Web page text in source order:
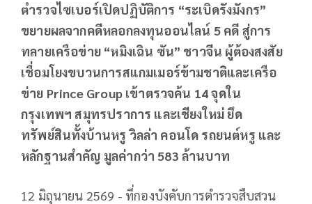
ตำรวจไซเบอร์เปิดปฏิบัติการ “ระเบิดรังมังกร”
ขยายผลจากคดีหลอกลงทุนออนไลน์ 5 คดี สู่การ
ทลายเครือข่าย “หมิงเฉิน ซัน” ชาวจีน ผู้ต้องสงสัย
เชื่อมโยงขบวนการสแกมเมอร์ข้ามชาติและเครือ
ข่าย Prince Group เข้าตรวจค้น 14 จุดใน
กรุงเทพฯ สมุทรปราการ และเชียงใหม่ ยึด
ทรัพย์สินทั้งบ้านหรู วิลล่า คอนโด รถยนต์หรู และ
หลักฐานสำคัญ มูลค่ากว่า 583 ล้านบาท
12 มิถุนายน 2569 - ที่กองบังคับการตำรวจสืบสวน